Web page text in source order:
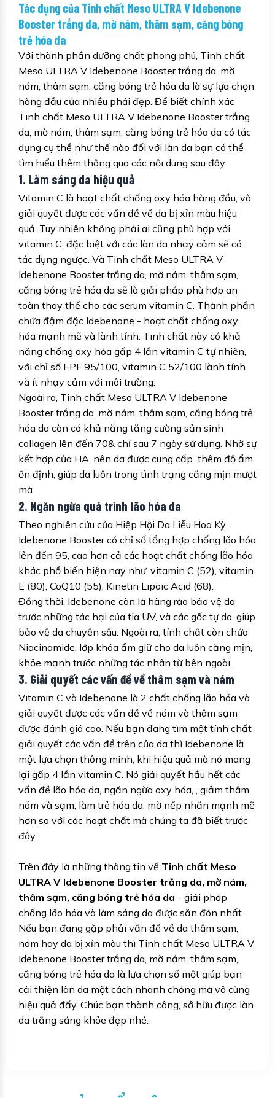
Tác dụng của Tinh chất Meso ULTRA V Idebenone
Booster trắng da, mờ nám, thâm sạm, căng bóng
trẻ hóa da
Với thành phần dưỡng chất phong phú, Tinh chất
Meso ULTRA V Idebenone Booster trắng da, mờ
nám, thâm sạm, căng bóng trẻ hóa da là sự lựa chọn
hàng đầu của nhiều phái đẹp. Để biết chính xác
Tinh chất Meso ULTRA V Idebenone Booster trắng
da, mờ nám, thâm sạm, căng bóng trẻ hóa da có tác
dụng cụ thể như thế nào đối với làn da bạn có thể
tìm hiểu thêm thông qua các nội dung sau đây.
1. Làm sáng da hiệu quả
Vitamin C là hoạt chất chống oxy hóa hàng đầu, và
giải quyết được các vấn đề về da bị xỉn màu hiệu
quả. Tuy nhiên không phải ai cũng phù hợp với
vitamin C, đặc biệt với các làn da nhạy cảm sẽ có
tác dụng ngược. Và Tinh chất Meso ULTRA V
Idebenone Booster trắng da, mờ nám, thâm sạm,
căng bóng trẻ hóa da sẽ là giải pháp phù hợp an
toàn thay thế cho các serum vitamin C. Thành phần
chứa đậm đặc Idebenone - hoạt chất chống oxy
hóa mạnh mẽ và lành tính. Tinh chất này có khả
năng chống oxy hóa gấp 4 lần vitamin C tự nhiên,
với chỉ số EPF 95/100, vitamin C 52/100 lành tính
và ít nhạy cảm với môi trường.
Ngoài ra, Tinh chất Meso ULTRA V Idebenone
Booster trắng da, mờ nám, thâm sạm, căng bóng trẻ
hóa da còn có khả năng tăng cường sản sinh
collagen lên đến 70& chỉ sau 7 ngày sử dụng. Nhờ sự
kết hợp của HA, nên da được cung cấp thêm độ ẩm
ổn định, giúp da luôn trong tình trạng căng mịn mượt
mà.
2. Ngăn ngừa quá trình lão hóa da
Theo nghiên cứu của Hiệp Hội Da Liễu Hoa Kỳ,
Idebenone Booster có chỉ số tổng hợp chống lão hóa
lên đến 95, cao hơn cả các hoạt chất chống lão hóa
khác phổ biến hiện nay như: vitamin C (52), vitamin
E (80), CoQ10 (55), Kinetin Lipoic Acid (68).
Đồng thời, Idebenone còn là hàng rào bảo vệ da
trước những tác hại của tia UV, và các gốc tự do, giúp
bảo vệ da chuyên sâu. Ngoài ra, tính chất còn chứa
Niacinamide, lớp khóa ẩm giữ cho da luôn căng mịn,
khỏe mạnh trước những tác nhân từ bên ngoài.
3. Giải quyết các vấn đề về thâm sạm và nám
Vitamin C và Idebenone là 2 chất chống lão hóa và
giải quyết được các vấn đề về nám và thâm sạm
được đánh giá cao. Nếu bạn đang tìm một tính chất
giải quyết các vấn đề trên của da thì Idebenone là
một lựa chọn thông minh, khi hiệu quả mà nó mang
lại gấp 4 lần vitamin C. Nó giải quyết hầu hết các
vấn đề lão hóa da, ngăn ngừa oxy hóa, , giảm thâm
nám và sạm, làm trẻ hóa da, mờ nếp nhăn mạnh mẽ
hơn so với các hoạt chất mà chúng ta đã biết trước
đây.
Trên đây là những thông tin về Tinh chất Meso
ULTRA V Idebenone Booster trắng da, mờ nám,
thâm sạm, căng bóng trẻ hóa da - giải pháp
chống lão hóa và làm sáng da được săn đón nhất.
Nếu bạn đang gặp phải vấn đề về da thâm sạm,
nám hay da bị xỉn màu thì Tinh chất Meso ULTRA V
Idebenone Booster trắng da, mờ nám, thâm sạm,
căng bóng trẻ hóa da là lựa chọn số một giúp bạn
cải thiện làn da một cách nhanh chóng mà vô cùng
hiệu quả đấy. Chúc bạn thành công, sở hữu được làn
da trắng sáng khỏe đẹp nhé.